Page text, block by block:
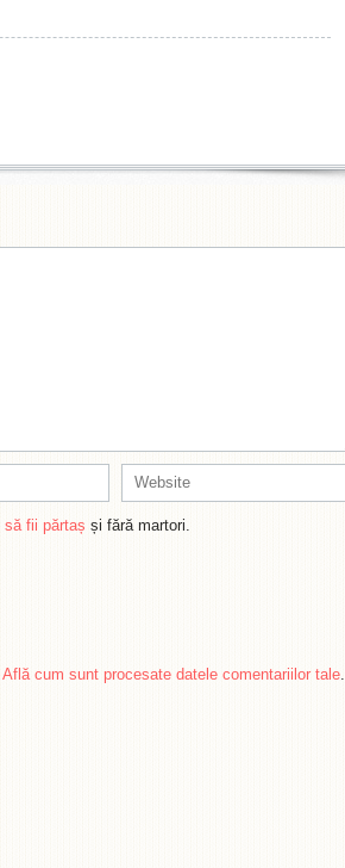
să fii părtaș și fără martori.
Află cum sunt procesate datele comentariilor tale.